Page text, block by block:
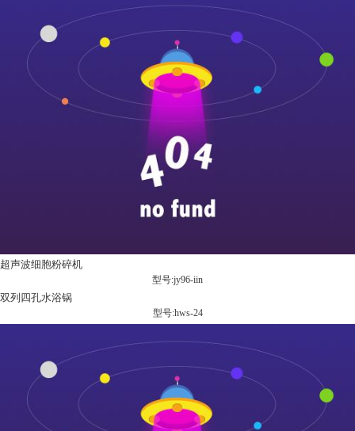
超声波细胞粉碎机
型号:jy96-iin
双列四孔水浴锅
型号:hws-24